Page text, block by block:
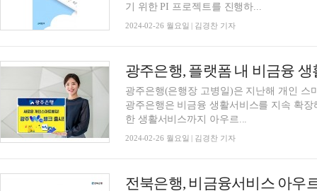
기 위한 PI 프로젝트를 진행하...
2024-02-26 월요일 | 김경찬 기자
광주은행(은행장 고병일)은 지난해 개인 스
광주은행은 비금융 생활서비스를 지속 확
한 생활서비스까지 아우르...
2024-02-26 월요일 | 김경찬 기자